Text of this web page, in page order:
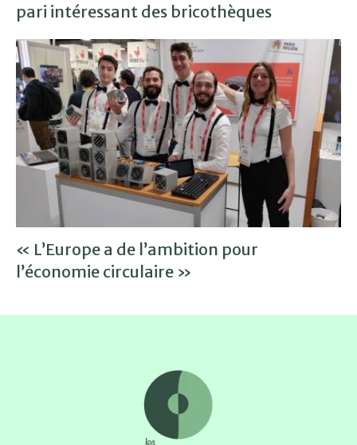
pari intéressant des bricothèques
« L’Europe a de l’ambition pour
l’économie circulaire »